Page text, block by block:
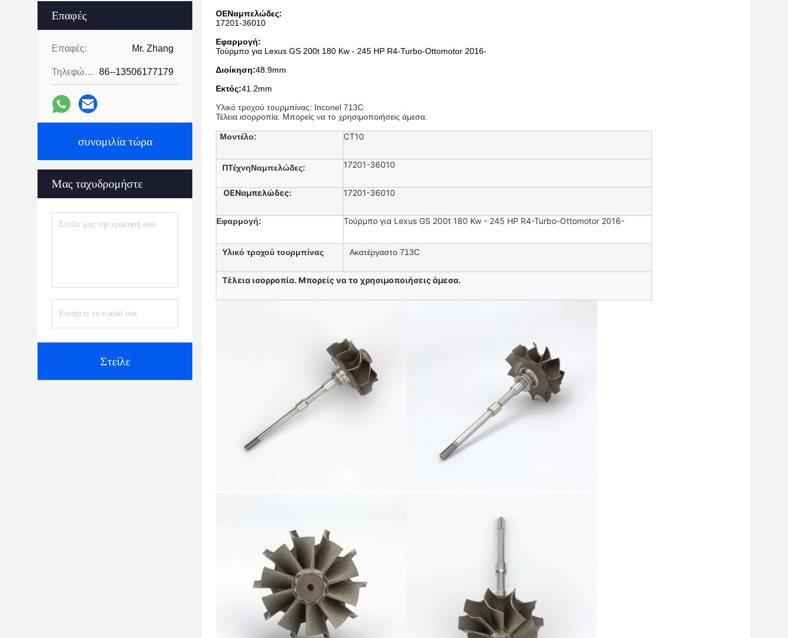
Επαφές
Επαφές: Mr. Zhang
Τηλεφώνημα: 86--13506177179
συνομιλία τώρα
Μας ταχυδρομήστε
Στείλε
ΟΕNαμπελώδες:
17201-36010
Εφαρμογή:
Τούρμπο για Lexus GS 200t 180 Kw - 245 HP R4-Turbo-Ottomotor 2016-
Διοίκηση:48.9mm
Εκτός:41.2mm
Υλικό τροχού τουρμπίνας: Inconel 713C
Τέλεια ισορροπία. Μπορείς να το χρησιμοποιήσεις άμεσα.
Μοντέλο: CT10
ΠΤέχνηNαμπελώδες: 17201-36010
ΟΕNαμπελώδες: 17201-36010
Εφαρμογή: Τούρμπο για Lexus GS 200t 180 Kw - 245 HP R4-Turbo-Ottomotor 2016-
Υλικό τροχού τουρμπίνας Ακατέργαστο 713C
Τέλεια ισορροπία. Μπορείς να το χρησιμοποιήσεις άμεσα.